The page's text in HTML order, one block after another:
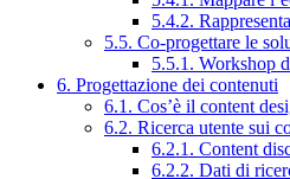
5.4.2.
5.5. Co-progettare le
5.5.1. Workshop
6. Progettazione dei contenuti
6.1. Cos’è il content
6.2. Ricerca utente sui
6.2.1. Content
6.2.2. Dati di